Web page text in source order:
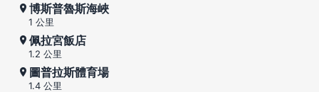
博斯普魯斯海峽
1 公里
佩拉宮飯店
1.2 公里
圖普拉斯體育場
1.4 公里